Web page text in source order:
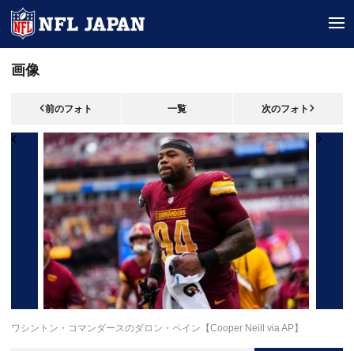
画像
前のフォト 一覧 次のフォト
ワシントン・コマンダースのダロン・ペイン【Cooper Neill via AP】